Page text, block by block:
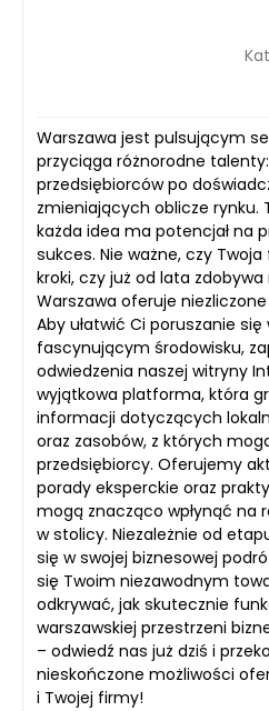
Warszawa jest pulsującym
przyciąga różnorodne
przedsiębiorców po
zmieniających oblicze rynku.
każda idea ma potencjał na
sukces. Nie ważne, czy
kroki, czy już od lata
Warszawa oferuje
Aby ułatwić Ci poruszanie
fascynującym środowisku,
odwiedzenia naszej witryny
wyjątkowa platforma, która
informacji dotyczących
oraz zasobów, z których
przedsiębiorcy. Oferujemy
porady eksperckie oraz
mogą znacząco wpłynąć na
w stolicy. Niezależnie od
się w swojej biznesowej
się Twoim niezawodnym
odkrywać, jak skutecznie
warszawskiej przestrzeni
– odwiedź nas już dziś i
nieskończone możliwości
i Twojej firmy!